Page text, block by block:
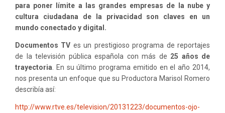
DE
PANTALLASAMIGAS
para poner límite a las grandes empresas de la nube y
cultura ciudadana de la privacidad son claves en un
mundo conectado y digital.
Documentos TV es un prestigioso programa de reportajes
de la televisión pública española con más de 25 años de
trayectoria . En su último programa emitido en el año 2014,
nos presenta un enfoque que su Productora Marisol Romero
describía así:
http://www.rtve.es/television/20131223/documentos-ojo-